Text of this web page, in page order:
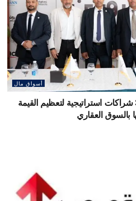
أسواق مال
«روشن مصر» توقع 3 شراكات استراتيجية لتعظيم القيمة
بالسوق العقاري